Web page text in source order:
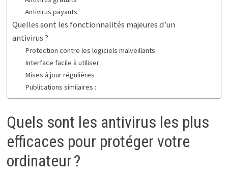
Antivirus payants
Quelles sont les fonctionnalités majeures d’un
antivirus ?
Protection contre les logiciels malveillants
Interface facile à utiliser
Mises à jour régulières
Publications similaires :
Quels sont les antivirus les plus
efficaces pour protéger votre
ordinateur ?